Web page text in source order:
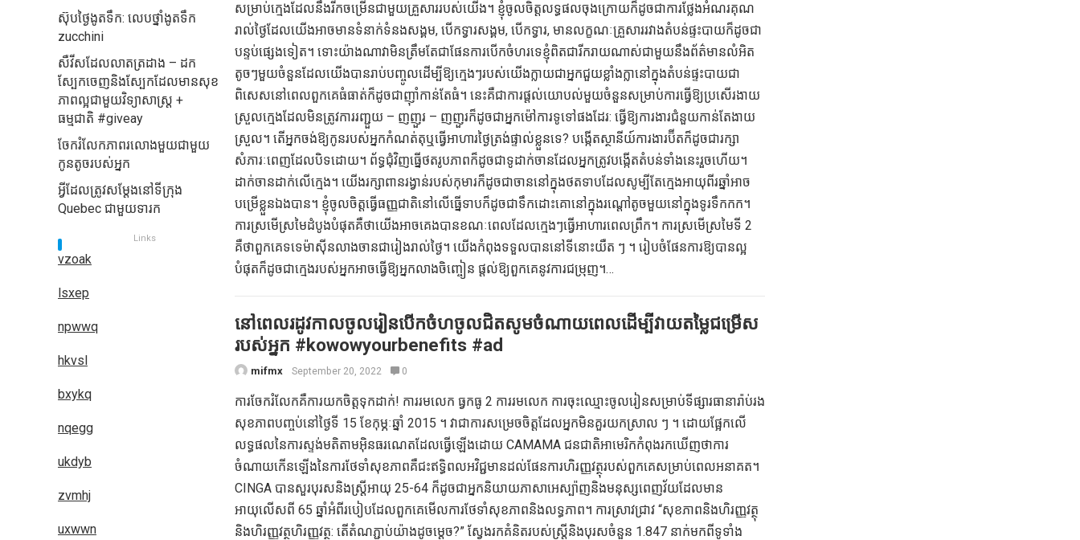
សម្រាប់ក្មេងដែលនឹងរីកចម្រើនជាមួយគ្រួសាររបស់យើង។ ខ្ញុំចូលចិត្តលទ្ធផលចុងក្រោយក៏ដូចជាការថ្លែងអំណរគុណ
រាល់ថ្ងៃដែលយើងអាចមានទំនាក់ទំនងសង្គម, បើកទ្វារសង្គម, បើកទ្វារ, មានលក្ខណៈគ្រួសាររវាងតំបន់ផ្ទះបាយក៏ដូចជា
បន្ទប់ផ្សេងទៀត។ ទោះយ៉ាងណាវាមិនត្រឹមតែជាផែនការបើកចំហរទេខ្ញុំពិតជារីករាយណាស់ជាមួយនឹងព័ត៌មានលំអិត
តូចៗមួយចំនួនដែលយើងបានរាប់បញ្ចូលដើម្បីឱ្យក្មេងៗរបស់យើងក្លាយជាអ្នកជួយខ្លាំងក្លានៅក្នុងតំបន់ផ្ទះបាយជា
ពិសេសនៅពេលពួកគេធំធាត់ក៏ដូចជាញ៉ាំកាន់តែធំ។ នេះគឺជាការផ្តល់យោបល់មួយចំនួនសម្រាប់ការធ្វើឱ្យប្រសើរងាយ
ស្រួលក្មេងដែលមិនត្រូវការរញ្ជួយ – ញញួរ – ញញួរក៏ដូចជាអ្នកម៉ៅការទូទៅផងដែរ: ធ្វើឱ្យការងារជំនួយកាន់តែងាយ
ស្រួល។ តើអ្នកចង់ឱ្យកូនរបស់អ្នកកំណត់តុឬធ្វើអាហារថ្ងៃត្រង់ផ្ទាល់ខ្លួនទេ? បង្កើតស្ថានីយ៍ការងារប៊ីតក៏ដូចជារក្សា
សំភារៈពេញដែលបិទដោយ។ ព័ទ្ធជុំវិញធ្នើថតរូបភាពក៏ដូចជាទូដាក់ចានដែលអ្នកត្រូវបង្កើតតំបន់ទាំងនេះរួចហើយ។
ដាក់ចានដាក់លើក្មេង។ យើងរក្សាពានរង្វាន់របស់កុមារក៏ដូចជាចាននៅក្នុងថតទាបដែលសូម្បីតែក្មេងអាយុពីរឆ្នាំអាច
បម្រើខ្លួនឯងបាន។ ខ្ញុំចូលចិត្តធ្វើធញ្ញជាតិនៅលើធ្នើទាបក៏ដូចជាទឹកដោះគោនៅក្នុងរណ្តៅតូចមួយនៅក្នុងទូរទឹកកក។
ការស្រមើស្រមៃដំបូងបំផុតគឺថាយើងអាចគេងបានខណៈពេលដែលក្មេងៗធ្វើអាហារពេលព្រឹក។ ការស្រមើស្រមៃទី 2
គឺថាពួកគេទទេម៉ាស៊ីនលាងចានជារៀងរាល់ថ្ងៃ។ យើងកំពុងទទួលបាននៅទីនោះយឺត ៗ ។ រៀបចំផែនការឱ្យបានល្អ
បំផុតក៏ដូចជាក្មេងរបស់អ្នកអាចធ្វើឱ្យអ្នកលាងចិញ្ចៀន ផ្តល់ឱ្យពួកគេនូវការជម្រុញ។…
នៅពេលរដូវកាលចូលរៀនបើកចំហចូលជិតសូមចំណាយពេលដើម្បីវាយតម្លៃជម្រើស
របស់អ្នក #kowowyourbenefits #ad
mifmx September 20, 2022 0
ការចែករំលែកគឺការយកចិត្តទុកដាក់! ការរមលេក ធ្វកធូ 2 ការរមលេក ការចុះឈ្មោះចូលរៀនសម្រាប់ទីផ្សារធានារ៉ាប់រង
សុខភាពបញ្ចប់នៅថ្ងៃទី 15 ខែកុម្ភៈឆ្នាំ 2015 ។ វាជាការសម្រេចចិត្តដែលអ្នកមិនគួរយកស្រាល ៗ ។ ដោយផ្អែកលើ
លទ្ធផលនៃការស្ទង់មតិតាមអ៊ិនធរណេតដែលធ្វើឡើងដោយ CAMAMA ជនជាតិអាមេរិកកំពុងរកឃើញថាការ
ចំណាយកើនឡើងនៃការថែទាំសុខភាពគឺជះឥទ្ធិពលអវិជ្ជមានដល់ផែនការហិរញ្ញវត្ថុរបស់ពួកគេសម្រាប់ពេលអនាគត។
CINGA បានសួរបុរសនិងស្ត្រីអាយុ 25-64 ក៏ដូចជាអ្នកនិយាយភាសាអេស្ប៉ាញនិងមនុស្សពេញវ័យដែលមាន
អាយុលើសពី 65 ឆ្នាំអំពីរបៀបដែលពួកគេមើលការថែទាំសុខភាពនិងលទ្ធភាព។ ការស្រាវជ្រាវ “សុខភាពនិងហិរញ្ញវត្ថុ
និងហិរញ្ញវត្ថុហិរញ្ញវត្ថុ: តើតំណភ្ជាប់យ៉ាងដូចម្តេច?” ស្វែងរកគំនិតរបស់ស្ត្រីនិងបុរសចំនួន 1.847 នាក់មកពីទូទាំង
ស៊ុបថ្ងៃងូតទឹក: លេបថ្នាំងូតទឹក
zucchini
សឺវីសដែលលាតត្រដាង – ដក
ស្បែកចេញនិងស្បែកដែលមានសុខ
ភាពល្អជាមួយវិទ្យាសាស្ត្រ +
ធម្មជាតិ #giveay
ចែករំលែកភាពរលោងមួយជាមួយ
កូនតូចរបស់អ្នក
អ្វីដែលត្រូវសម្តែងនៅទីក្រុង
Quebec ជាមួយទារក
Links
vzoak
lsxep
npwwq
hkvsl
bxykq
nqegg
ukdyb
zvmhj
uxwwn